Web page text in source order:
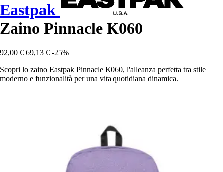
Eastpak
Zaino Pinnacle K060
92,00 € 69,13 € -25%
Scopri lo zaino Eastpak Pinnacle K060, l'alleanza perfetta tra stile
moderno e funzionalità per una vita quotidiana dinamica.